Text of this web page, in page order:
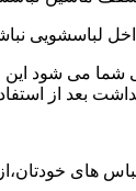
لباسشویی
می شود این
بعد از
های